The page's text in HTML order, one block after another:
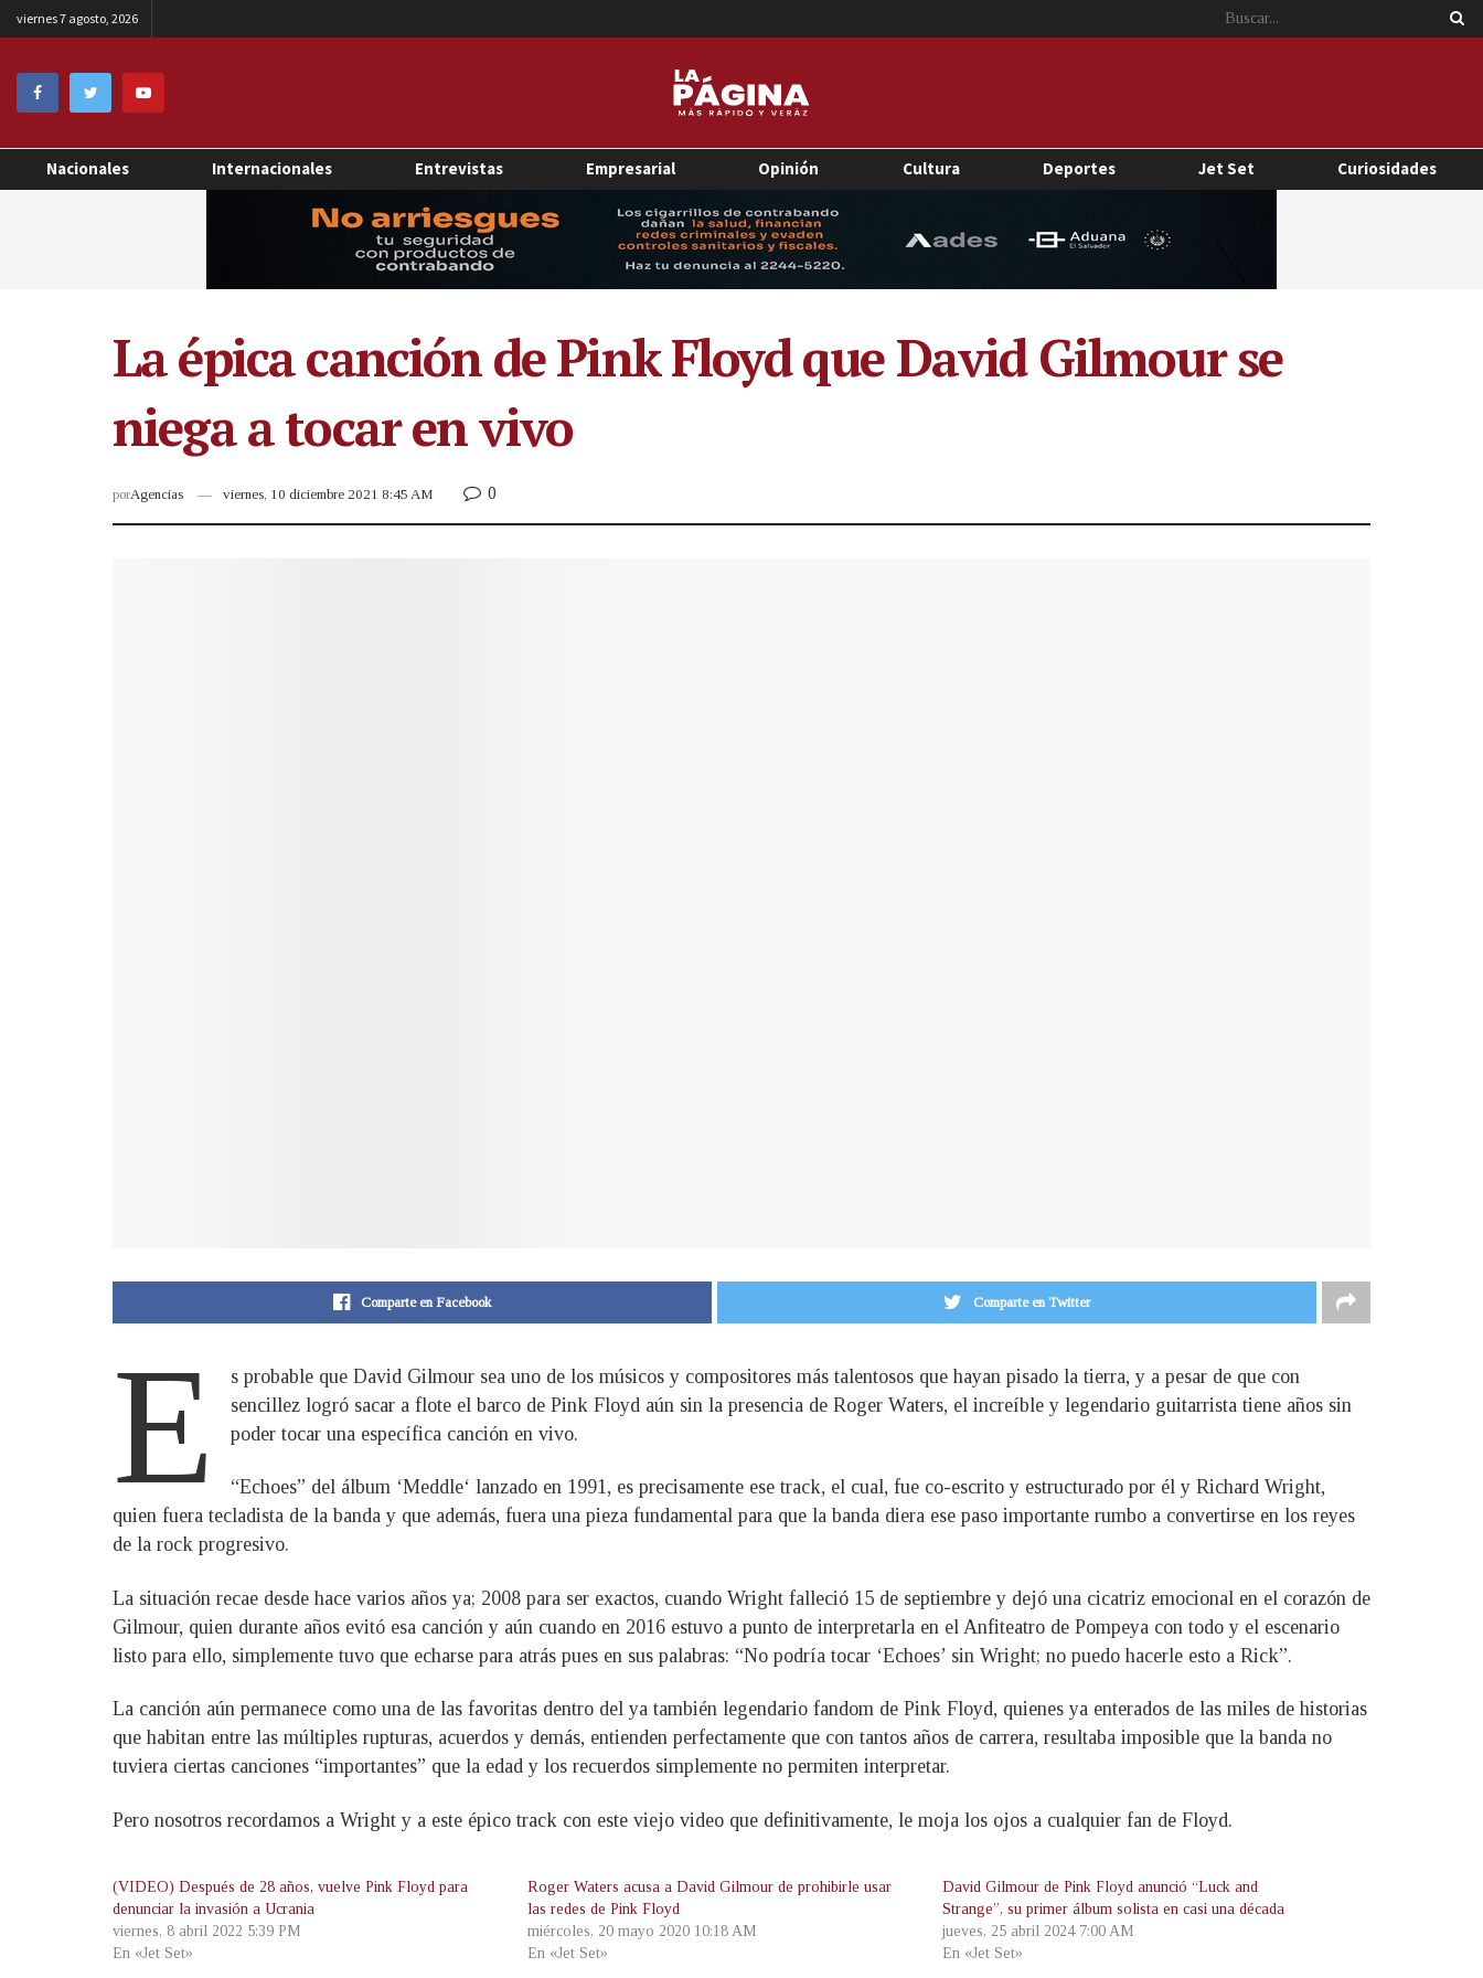
viernes 7 agosto, 2026
Nacionales Internacionales Entrevistas Empresarial Opinión Cultura Deportes Jet Set Curiosidades
La épica canción de Pink Floyd que David Gilmour se
niega a tocar en vivo
porAgencias viernes, 10 diciembre 2021 8:45 AM 0
Comparte en Facebook Comparte en Twitter
E
s probable que David Gilmour sea uno de los músicos y compositores más talentosos que hayan pisado la tierra, y a pesar de que con
sencillez logró sacar a flote el barco de Pink Floyd aún sin la presencia de Roger Waters, el increíble y legendario guitarrista tiene años sin
poder tocar una específica canción en vivo.
“Echoes” del álbum ‘Meddle‘ lanzado en 1991, es precisamente ese track, el cual, fue co-escrito y estructurado por él y Richard Wright,
quien fuera tecladista de la banda y que además, fuera una pieza fundamental para que la banda diera ese paso importante rumbo a convertirse en los reyes
de la rock progresivo.
La situación recae desde hace varios años ya; 2008 para ser exactos, cuando Wright falleció 15 de septiembre y dejó una cicatriz emocional en el corazón de
Gilmour, quien durante años evitó esa canción y aún cuando en 2016 estuvo a punto de interpretarla en el Anfiteatro de Pompeya con todo y el escenario
listo para ello, simplemente tuvo que echarse para atrás pues en sus palabras: “No podría tocar ‘Echoes’ sin Wright; no puedo hacerle esto a Rick”.
La canción aún permanece como una de las favoritas dentro del ya también legendario fandom de Pink Floyd, quienes ya enterados de las miles de historias
que habitan entre las múltiples rupturas, acuerdos y demás, entienden perfectamente que con tantos años de carrera, resultaba imposible que la banda no
tuviera ciertas canciones “importantes” que la edad y los recuerdos simplemente no permiten interpretar.
Pero nosotros recordamos a Wright y a este épico track con este viejo video que definitivamente, le moja los ojos a cualquier fan de Floyd.
(VIDEO) Después de 28 años, vuelve Pink Floyd para
denunciar la invasión a Ucrania
viernes, 8 abril 2022 5:39 PM
En «Jet Set»
Roger Waters acusa a David Gilmour de prohibirle usar
las redes de Pink Floyd
miércoles, 20 mayo 2020 10:18 AM
En «Jet Set»
David Gilmour de Pink Floyd anunció “Luck and
Strange”, su primer álbum solista en casi una década
jueves, 25 abril 2024 7:00 AM
En «Jet Set»